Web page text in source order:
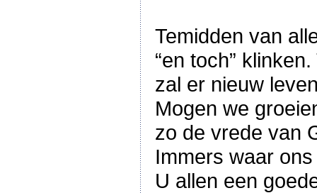
Temidden van
“en toch”
zal er nieuw
Mogen we
zo de vrede van
Immers waar
U allen een